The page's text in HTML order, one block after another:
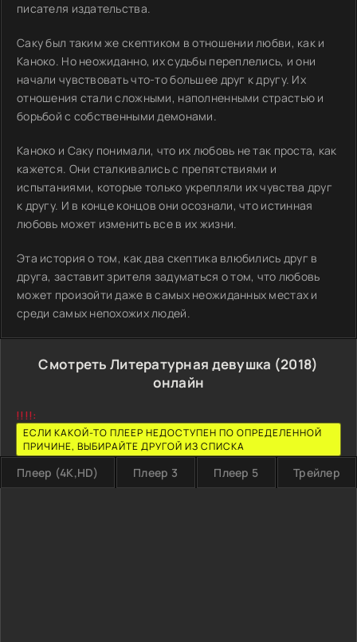
писателя издательства.
Саку был таким же скептиком в отношении любви, как и
Каноко. Но неожиданно, их судьбы переплелись, и они
начали чувствовать что-то большее друг к другу. Их
отношения стали сложными, наполненными страстью и
борьбой с собственными демонами.
Каноко и Саку понимали, что их любовь не так проста, как
кажется. Они сталкивались с препятствиями и
испытаниями, которые только укрепляли их чувства друг
к другу. И в конце концов они осознали, что истинная
любовь может изменить все в их жизни.
Эта история о том, как два скептика влюбились друг в
друга, заставит зрителя задуматься о том, что любовь
может произойти даже в самых неожиданных местах и
среди самых непохожих людей.
Смотреть Литературная девушка (2018)
онлайн
!!!!:
ЕСЛИ КАКОЙ-ТО ПЛЕЕР НЕДОСТУПЕН ПО ОПРЕДЕЛЕННОЙ
ПРИЧИНЕ, ВЫБИРАЙТЕ ДРУГОЙ ИЗ СПИСКА
Плеер (4K,HD) Плеер 3 Плеер 5 Трейлер